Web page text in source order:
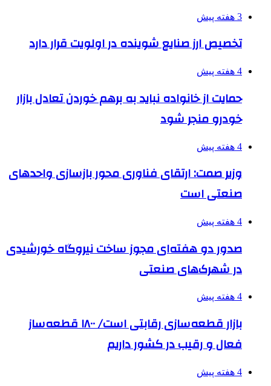
3 هفته پیش
تخصیص ارز صنایع شوینده در اولویت قرار دارد
4 هفته پیش
حمایت از خانواده نباید به برهم خوردن تعادل بازار
خودرو منجر شود
4 هفته پیش
وزیر صمت: ارتقای فناوری محور بازسازی واحدهای
صنعتی است
4 هفته پیش
صدور دو هفته‌ای مجوز ساخت نیروگاه خورشیدی
در شهرک‌های صنعتی
4 هفته پیش
بازار قطعه‌سازی رقابتی است/ ۱۸۰۰ قطعه‌ساز
فعال و رقیب در کشور داریم
4 هفته پیش